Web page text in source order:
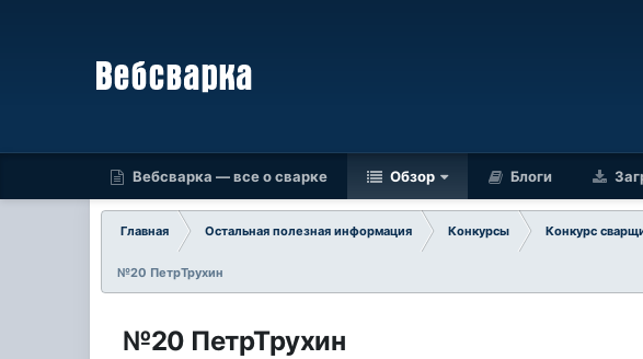
Вебсварка — все о сварке Обзор Блоги
Главная Остальная полезная информация Конкурсы Конкурс
№20 ПетрТрухин
№20 ПетрТрухин